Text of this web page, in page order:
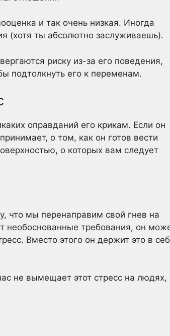
и так очень низкая. Иногда
(хотя ты абсолютно заслуживаешь).
риску из-за его поведения,
подтолкнуть его к переменам.
оправданий его крикам. Если он
о том, как он готов вести
о которых вам следует
что мы перенаправим свой гнев на
необоснованные требования, он
Вместо этого он держит это в
не вымещает этот стресс на людях,